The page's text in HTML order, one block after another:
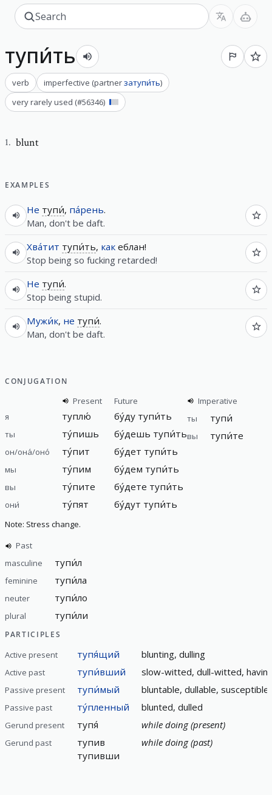
тупи́ть
verb imperfective (partnerзатупи́ть)
very rarely used (#56346)
1. blunt
EXAMPLES
Не тупи́, па́рень.
Man, don't be daft.
Хва́тит тупи́ть, как еблан!
Stop being so fucking retarded!
Не тупи́.
Stop being stupid.
Мужи́к, не тупи́.
Man, don't be daft.
CONJUGATION
Present
Future
я
туплю́ бу́ду тупи́ть
ты ту́пишь бу́дешь тупи́ть
он/она́/оно́ ту́пит бу́дет тупи́ть
мы ту́пим бу́дем тупи́ть
вы ту́пите бу́дете тупи́ть
они́ ту́пят бу́дут тупи́ть
Note: Stress change.
Imperative
ты
тупи́
вы тупи́те
Past
masculine
тупи́л
feminine тупи́ла
neuter тупи́ло
plural тупи́ли
PARTICIPLES
Active present тупя́щий blunting, dulling
Active past тупи́вший slow-witted, dull-witted,
Passive present тупи́мый bluntable, dullable,
Passive past ту́пленный blunted, dulled
Gerund present тупя́ while doing (present)
Gerund past
тупив
тупивши
while doing (past)